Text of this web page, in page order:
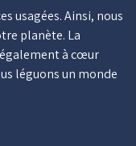
usagées. Ainsi, nous
planète. La
à cœur
léguons un monde